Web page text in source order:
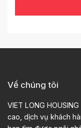
Về chúng tôi
VIET LONG
cao, dịch vụ khách